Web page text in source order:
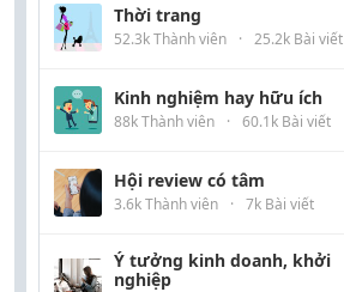
Thời trang
52.3k Thành viên · 25.2k Bài viết
Kinh nghiệm hay hữu ích
88k Thành viên · 60.1k Bài viết
Hội review có tâm
3.6k Thành viên · 7k Bài viết
Ý tưởng kinh doanh, khởi
nghiệp